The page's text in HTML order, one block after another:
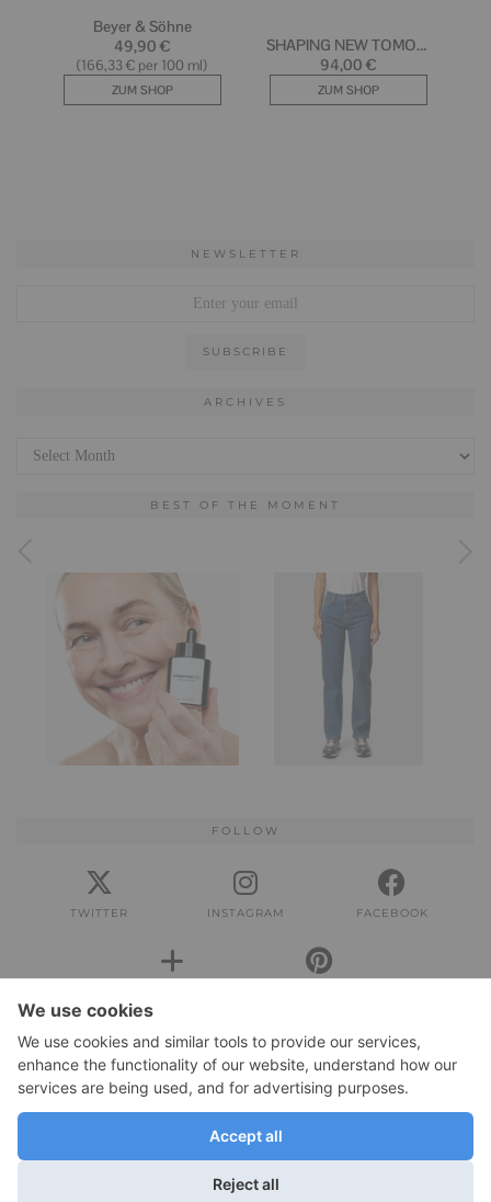
NEWSLETTER
ARCHIVES
BEST OF THE MOMENT
FOLLOW
TWITTER INSTAGRAM FACEBOOK
IMPRESSUM
Impressum
Datenschutzerklärung